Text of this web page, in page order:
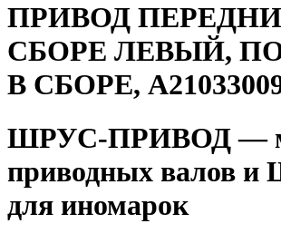
ПРИВОД
СБОРЕ ЛЕВЫЙ,
В СБОРЕ,
ШРУС-ПРИВОД —
приводных валов
для иномарок